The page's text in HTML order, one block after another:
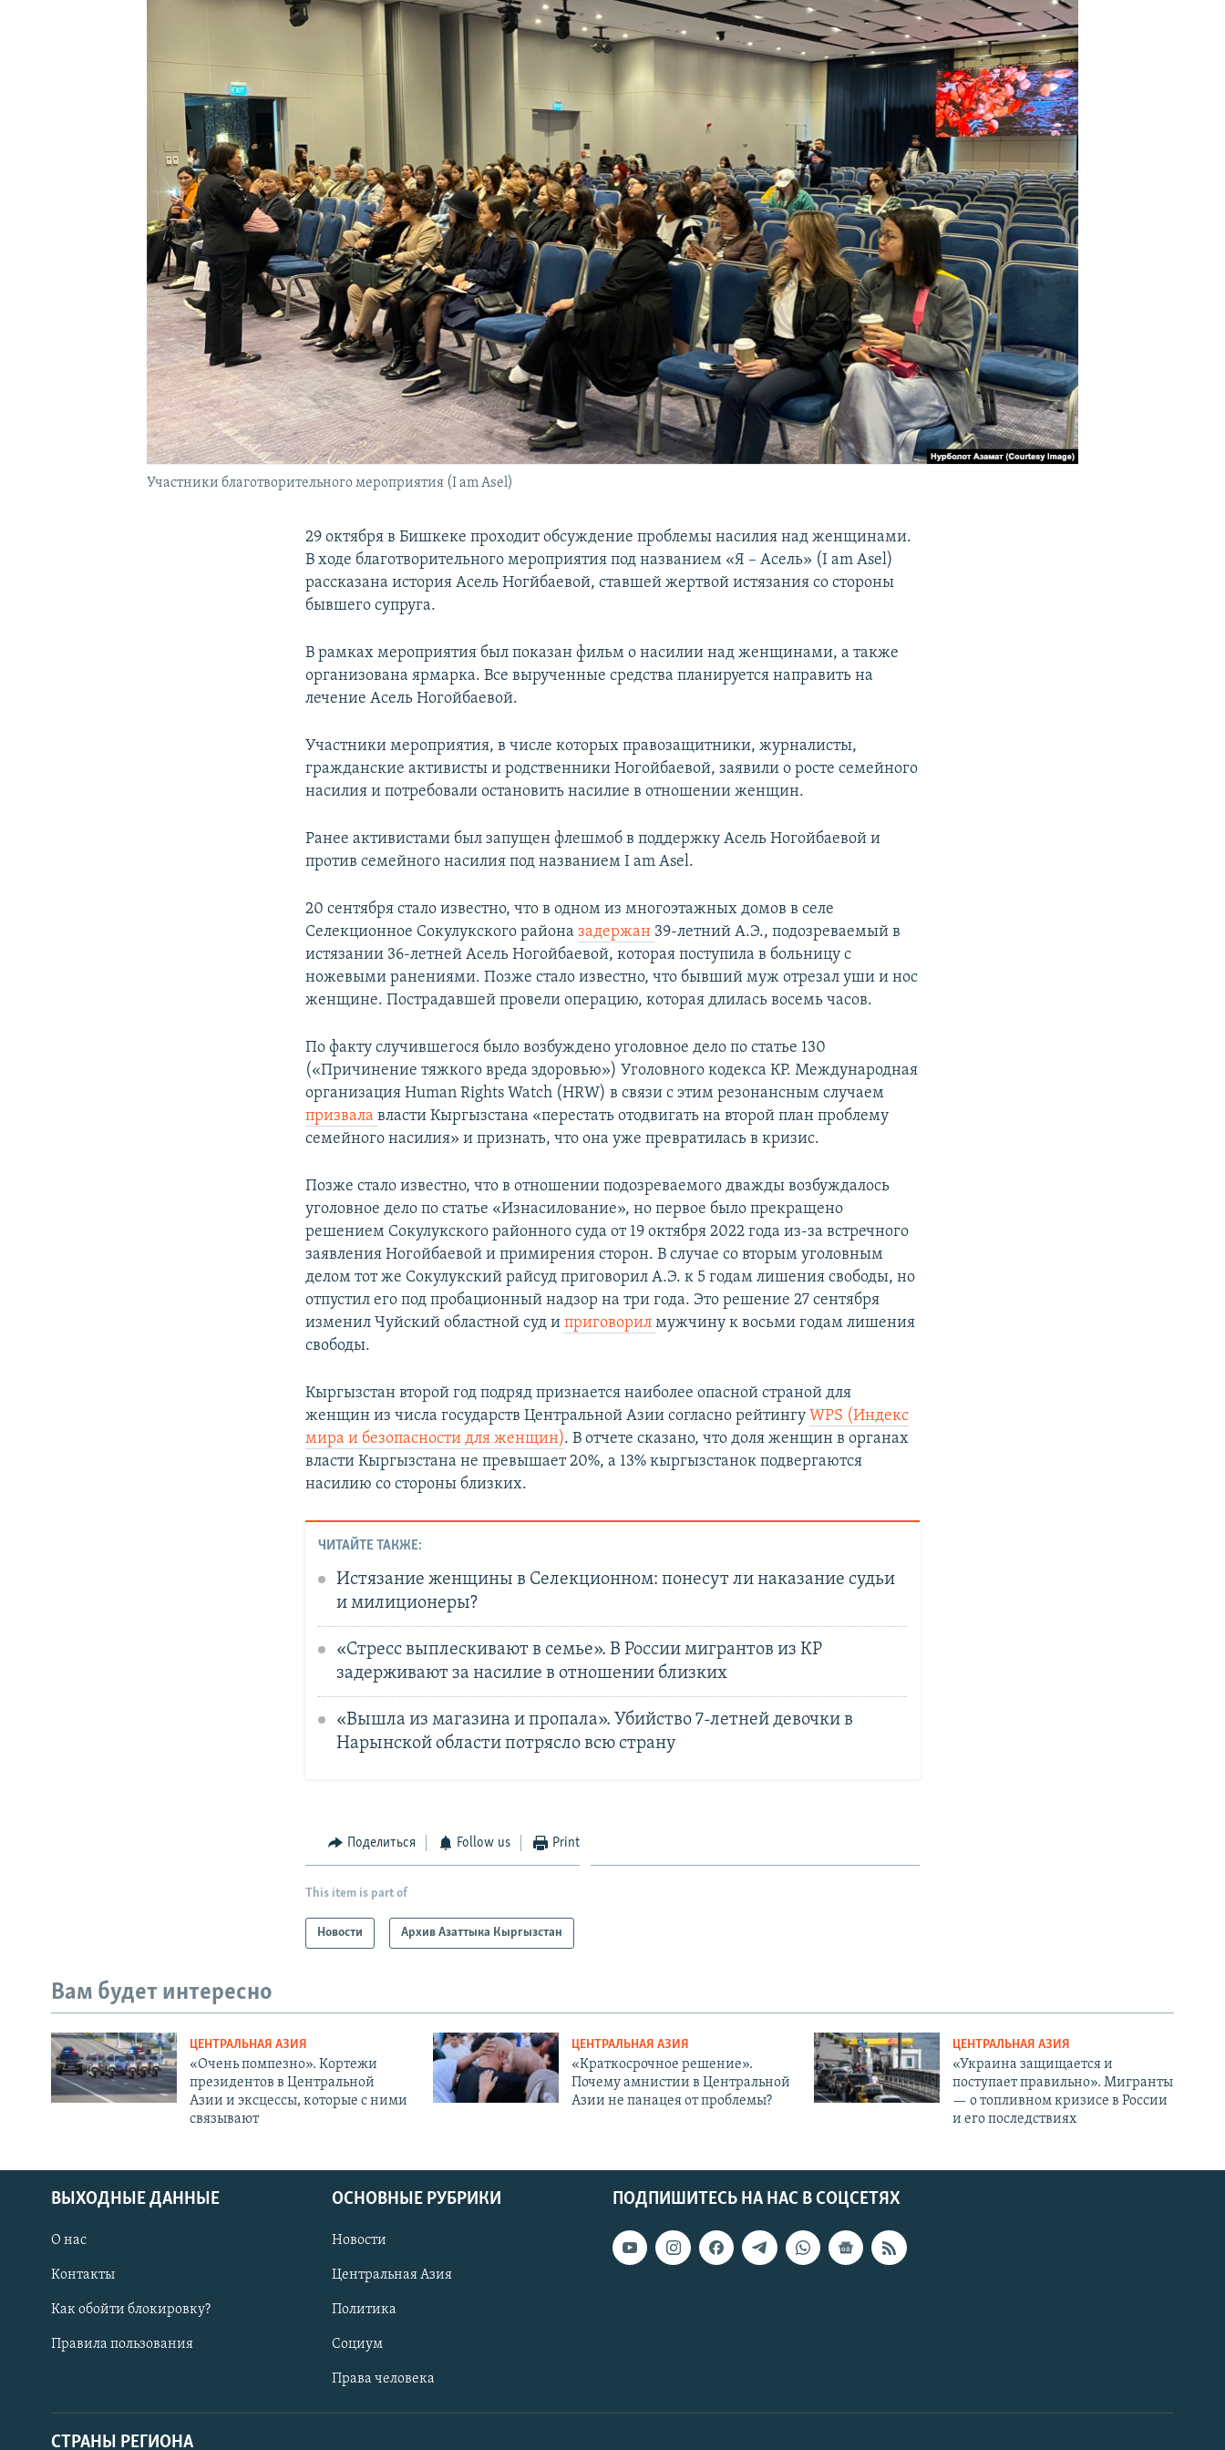
Участники благотворительного мероприятия (I am Asel)
29 октября в Бишкеке проходит обсуждение проблемы насилия над женщинами.
В ходе благотворительного мероприятия под названием «Я – Асель» (I am Asel)
рассказана история Асель Ногйбаевой, ставшей жертвой истязания со стороны
бывшего супруга.
В рамках мероприятия был показан фильм о насилии над женщинами, а также
организована ярмарка. Все вырученные средства планируется направить на
лечение Асель Ногойбаевой.
Участники мероприятия, в числе которых правозащитники, журналисты,
гражданские активисты и родственники Ногойбаевой, заявили о росте семейного
насилия и потребовали остановить насилие в отношении женщин.
Ранее активистами был запущен флешмоб в поддержку Асель Ногойбаевой и
против семейного насилия под названием I am Asel.
20 сентября стало известно, что в одном из многоэтажных домов в селе
Селекционное Сокулукского районазадержан 39-летний А.Э., подозреваемый в
истязании 36-летней Асель Ногойбаевой, которая поступила в больницу с
ножевыми ранениями. Позже стало известно, что бывший муж отрезал уши и нос
женщине. Пострадавшей провели операцию, которая длилась восемь часов.
По факту случившегося было возбуждено уголовное дело по статье 130
(«Причинение тяжкого вреда здоровью») Уголовного кодекса КР. Международная
организация Human Rights Watch (HRW) в связи с этим резонансным случаем
призвалавласти Кыргызстана «перестать отодвигать на второй план проблему
семейного насилия» и признать, что она уже превратилась в кризис.
Позже стало известно, что в отношении подозреваемого дважды возбуждалось
уголовное дело по статье «Изнасилование», но первое было прекращено
решением Сокулукского районного суда от 19 октября 2022 года из-за встречного
заявления Ногойбаевой и примирения сторон. В случае со вторым уголовным
делом тот же Сокулукский райсуд приговорил А.Э. к 5 годам лишения свободы, но
отпустил его под пробационный надзор на три года. Это решение 27 сентября
изменил Чуйский областной суд иприговорилмужчину к восьми годам лишения
свободы.
Кыргызстан второй год подряд признается наиболее опасной страной для
женщин из числа государств Центральной Азии согласно рейтингуWPS (Индекс
мира и безопасности для женщин). В отчете сказано, что доля женщин в органах
власти Кыргызстана не превышает 20%, а 13% кыргызстанок подвергаются
насилию со стороны близких.
ЧИТАЙТЕ ТАКЖЕ:
Истязание женщины в Селекционном: понесут ли наказание судьи
и милиционеры?
«Стресс выплескивают в семье». В России мигрантов из КР
задерживают за насилие в отношении близких
«Вышла из магазина и пропала». Убийство 7-летней девочки в
Нарынской области потрясло всю страну
Поделиться Follow us Print
This item is part of
Новости Архив Азаттыка Кыргызстан
Вам будет интересно
ЦЕНТРАЛЬНАЯ АЗИЯ
«Очень помпезно». Кортежи
президентов в Центральной
Азии и эксцессы, которые с ними
связывают
ЦЕНТРАЛЬНАЯ АЗИЯ
«Краткосрочное решение».
Почему амнистии в Центральной
Азии не панацея от проблемы?
ЦЕНТРАЛЬНАЯ АЗИЯ
«Украина защищается и
поступает правильно». Мигранты
— о топливном кризисе в России
и его последствиях
ПОДПИШИТЕСЬ НА НАС В СОЦСЕТЯХ
ВЫХОДНЫЕ ДАННЫЕ
О нас
Контакты
Как обойти блокировку?
Правила пользования
ОСНОВНЫЕ РУБРИКИ
Новости
Центральная Азия
Политика
Социум
Права человека
СТРАНЫ РЕГИОНА